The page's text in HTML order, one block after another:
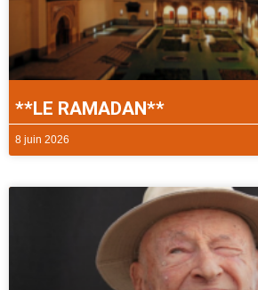
**LE RAMADAN**
8 juin 2026